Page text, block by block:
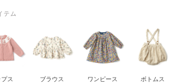
テム
プス ブラウス ワンピース ボトムス